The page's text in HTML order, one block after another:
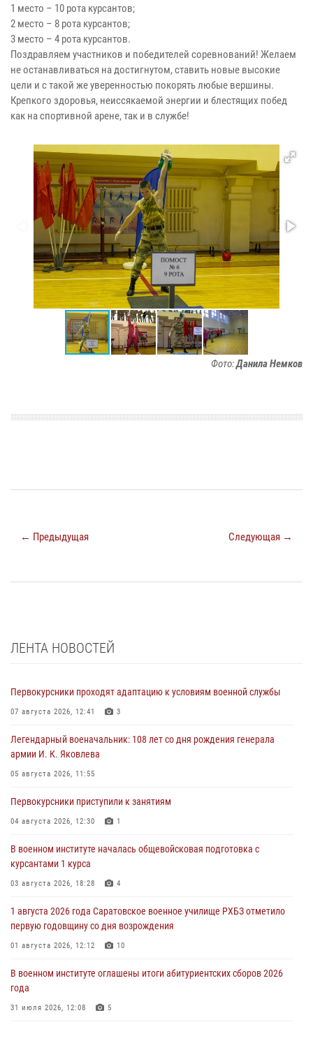
1 место – 10 рота курсантов;
2 место – 8 рота курсантов;
3 место – 4 рота курсантов.
Поздравляем участников и победителей соревнований! Желаем
не останавливаться на достигнутом, ставить новые высокие
цели и с такой же уверенностью покорять любые вершины.
Крепкого здоровья, неиссякаемой энергии и блестящих побед
как на спортивной арене, так и в службе!
Фото:Данила Немков
← Предыдущая Следующая →
ЛЕНТА НОВОСТЕЙ
Первокурсники проходят адаптацию к условиям военной службы
07 августа 2026, 12:41 3
Легендарный военачальник: 108 лет со дня рождения генерала
армии И. К. Яковлева
05 августа 2026, 11:55
Первокурсники приступили к занятиям
04 августа 2026, 12:30 1
В военном институте началась общевойсковая подготовка с
курсантами 1 курса
03 августа 2026, 18:28 4
1 августа 2026 года Саратовское военное училище РХБЗ отметило
первую годовщину со дня возрождения
01 августа 2026, 12:12 10
В военном институте оглашены итоги абитуриентских сборов 2026
года
31 июля 2026, 12:08 5